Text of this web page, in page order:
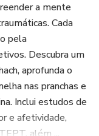
a mente
Cada
pela
Descubra um
aprofunda o
nas pranchas e
Inclui estudos de
e afetividade,